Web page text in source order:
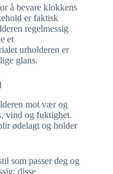
å bevare klokkens
er faktisk
regelmessig
et
urholderen er
glans.
mot vær og
vind og fuktighet.
ødelagt og holder
som passer deg og
disse